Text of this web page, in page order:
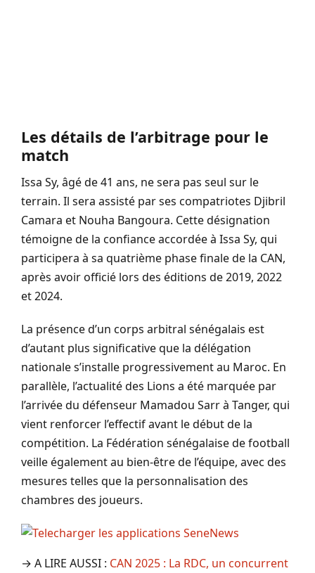
Les détails de l’arbitrage pour le
match
Issa Sy, âgé de 41 ans, ne sera pas seul sur le
terrain. Il sera assisté par ses compatriotes Djibril
Camara et Nouha Bangoura. Cette désignation
témoigne de la confiance accordée à Issa Sy, qui
participera à sa quatrième phase finale de la CAN,
après avoir officié lors des éditions de 2019, 2022
et 2024.
La présence d’un corps arbitral sénégalais est
d’autant plus significative que la délégation
nationale s’installe progressivement au Maroc. En
parallèle, l’actualité des Lions a été marquée par
l’arrivée du défenseur Mamadou Sarr à Tanger, qui
vient renforcer l’effectif avant le début de la
compétition. La Fédération sénégalaise de football
veille également au bien-être de l’équipe, avec des
mesures telles que la personnalisation des
chambres des joueurs.
→ A LIRE AUSSI : CAN 2025 : La RDC, un concurrent